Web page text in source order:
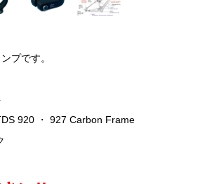
プです。
920 ・ 927 Carbon Frame